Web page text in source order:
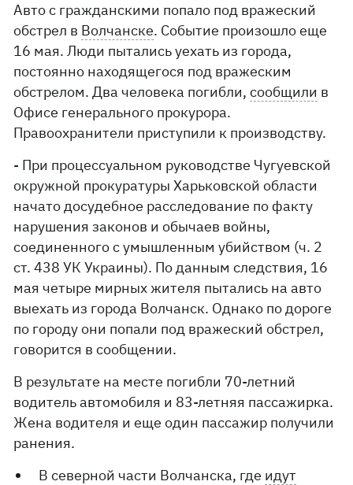
Авто с гражданскими попало под вражеский
обстрел в Волчанске. Событие произошло еще
16 мая. Люди пытались уехать из города,
постоянно находящегося под вражеским
обстрелом. Два человека погибли,сообщили в
Офисе генерального прокурора.
Правоохранители приступили к производству.
- При процессуальном руководстве Чугуевской
окружной прокуратуры Харьковской области
начато досудебное расследование по факту
нарушения законов и обычаев войны,
соединенного с умышленным убийством (ч. 2
ст. 438 УК Украины). По данным следствия, 16
мая четыре мирных жителя пытались на авто
выехать из города Волчанск. Однако по дороге
по городу они попали под вражеский обстрел,
говорится в сообщении.
В результате на месте погибли 70-летний
водитель автомобиля и 83-летняя пассажирка.
Жена водителя и еще один пассажир получили
ранения.
В северной части Волчанска, где идут